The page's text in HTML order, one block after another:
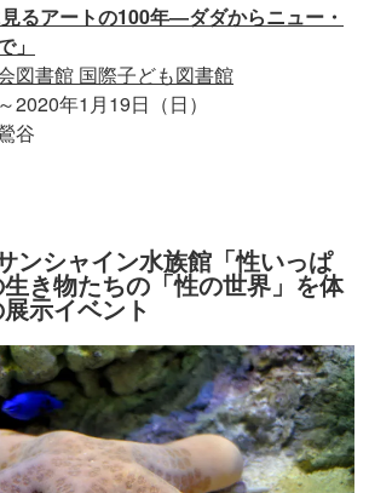
るアートの100年―ダダからニュー・
」
図書館 国際子ども図書館
2020年1月19日（日）
谷
ンシャイン水族館「性いっぱ
き物たちの「性の世界」を体
示イベント